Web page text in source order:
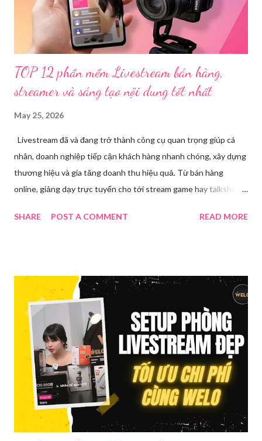
đồi trụy nhằm mục đích thu lợi. Các đối tượng liên quan gồm
L.V.D (sinh ...
TOP 12 phần mềm Livestream bán hàng,
streamer và sáng tạo nội dung tốt nhất
May 25, 2026
Livestream đã và đang trở thành công cụ quan trọng giúp cá
nhân, doanh nghiệp tiếp cận khách hàng nhanh chóng, xây dựng
thương hiệu và gia tăng doanh thu hiệu quả. Từ bán hàng
online, giảng dạy trực tuyến cho tới stream game hay talkshow,
Trong bài viết dưới đây, chúng tôi sẽ giới thiệu chi tiết 12 công
mạng xã hội hoặc website theo thời gian thực. Để thực hiện
được điều này, người dùng cần đến sự hỗ trợ của những công cụ
chuyên biệt giúp xử lý hình ảnh, âm thanh, hiệu ứng và kết nối ổn
định. Những công cụ hỗ trợ livestream chuyên biệt Hiện nay,
phần mềm Livestream không chỉ phục vụ streamer hay game thủ
mà còn là trợ thủ đắc lực cho nhà bán hàng online, giáo viên,
doanh nghiệp, nhà sáng tạo nội dung. Việc lựa chọn đúng phần
mềm sẽ giúp bu...
SHARE POST A COMMENT READ MORE